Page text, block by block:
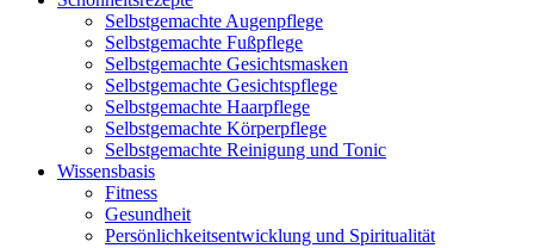
Selbstgemachte Augenpflege
Selbstgemachte Fußpflege
Selbstgemachte Gesichtsmasken
Selbstgemachte Gesichtspflege
Selbstgemachte Haarpflege
Selbstgemachte Körperpflege
Selbstgemachte Reinigung und Tonic
Wissensbasis
Fitness
Gesundheit
Persönlichkeitsentwicklung und Spiritualität